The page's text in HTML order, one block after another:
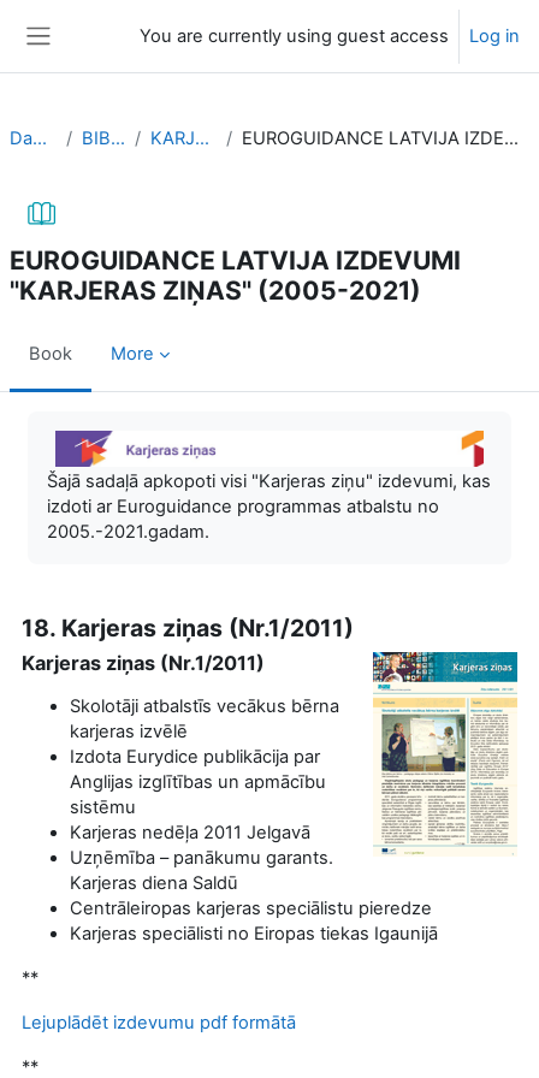
You are currently using guest access Log in
Dashboard BIBLIOTEKA KARJERAS ZIŅAS EUROGUIDANCE LATVIJA IZDEVUMI "KARJERAS ZIŅAS" (2005-2021)
EUROGUIDANCE LATVIJA IZDEVUMI
"KARJERAS ZIŅAS" (2005-2021)
Book More
Šajā sadaļā apkopoti visi "Karjeras ziņu" izdevumi, kas
izdoti ar Euroguidance programmas atbalstu no
2005.-2021.gadam.
18. Karjeras ziņas (Nr.1/2011)
Karjeras ziņas (Nr.1/2011)
Skolotāji atbalstīs vecākus bērna
karjeras izvēlē
Izdota Eurydice publikācija par
Anglijas izglītības un apmācību
sistēmu
Karjeras nedēļa 2011 Jelgavā
Uzņēmība – panākumu garants.
Karjeras diena Saldū
Centrāleiropas karjeras speciālistu pieredze
Karjeras speciālisti no Eiropas tiekas Igaunijā
**
Lejuplādēt izdevumu pdf formātā
**